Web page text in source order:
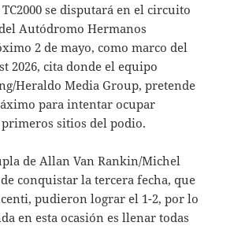
se disputará en el circuito
Autódromo Hermanos
2 de mayo, como marco del
2026, cita donde el equipo
Heraldo Media Group, pretende
para intentar ocupar
sitios del podio.
de Allan Van Rankin/Michel
conquistar la tercera fecha, que
pudieron lograr el 1-2, por lo
en esta ocasión es llenar todas